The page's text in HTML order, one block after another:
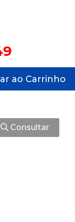
ao Carrinho
Consultar